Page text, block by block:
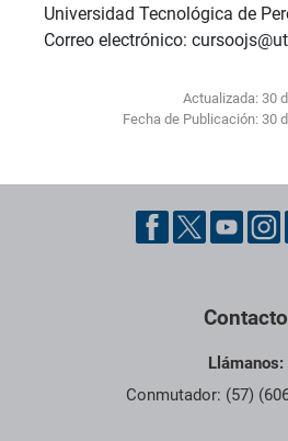
Universidad Tecnológica de
Correo electrónico:
Actualizada: 30
Fecha de Publicación: 30
Pie de página con información de
Contacto
Llámanos:
Conmutador: (57)